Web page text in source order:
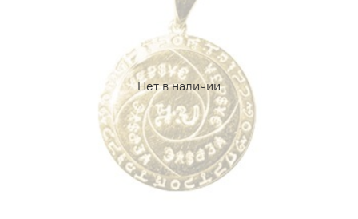
Нет в наличии